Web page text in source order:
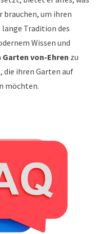
um ihren
Tradition des
Wissen und
Garten von-Ehren zu
die ihren Garten auf
möchten.